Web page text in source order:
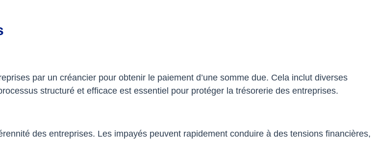
par un créancier pour obtenir le paiement d’une somme due. Cela inclut diverses
structuré et efficace est essentiel pour protéger la trésorerie des entreprises.
des entreprises. Les impayés peuvent rapidement conduire à des tensions financières,